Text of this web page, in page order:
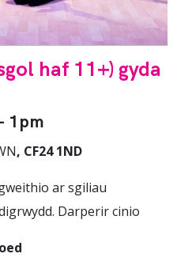
haf 11+) gyda
1pm
, CF24 1ND
ar sgiliau
Darperir cinio